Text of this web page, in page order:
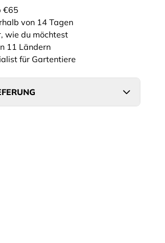
€65
von 14 Tagen
wie du möchtest
11 Ländern
für Gartentiere